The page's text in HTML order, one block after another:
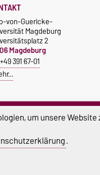
von-Guericke-
Magdeburg
2
Magdeburg
+49 391 67-01
um unsere
.